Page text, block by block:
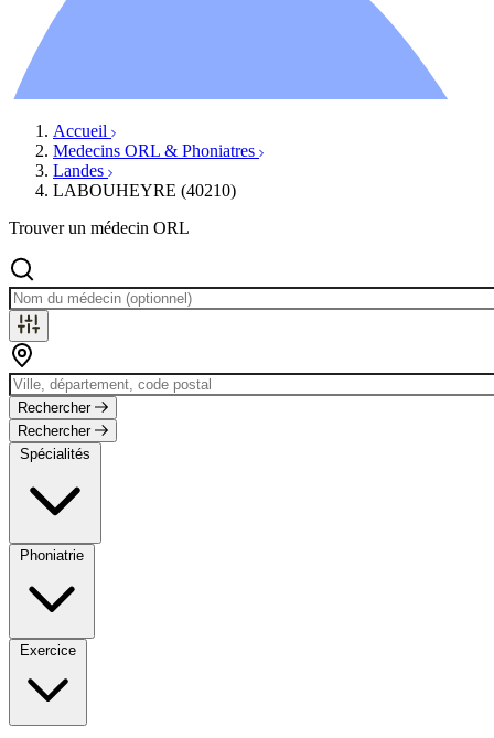
Évènements
Accueil
Medecins ORL & Phoniatres
Landes
LABOUHEYRE (40210)
Trouver un médecin ORL
Rechercher
Rechercher
Spécialités
Phoniatrie
Exercice